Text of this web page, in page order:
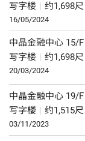
写字楼 | 约1,698尺
16/05/2024
中晶金融中心 15/F
写字楼 | 约1,698尺
20/03/2024
中晶金融中心 19/F
写字楼 | 约1,515尺
03/11/2023